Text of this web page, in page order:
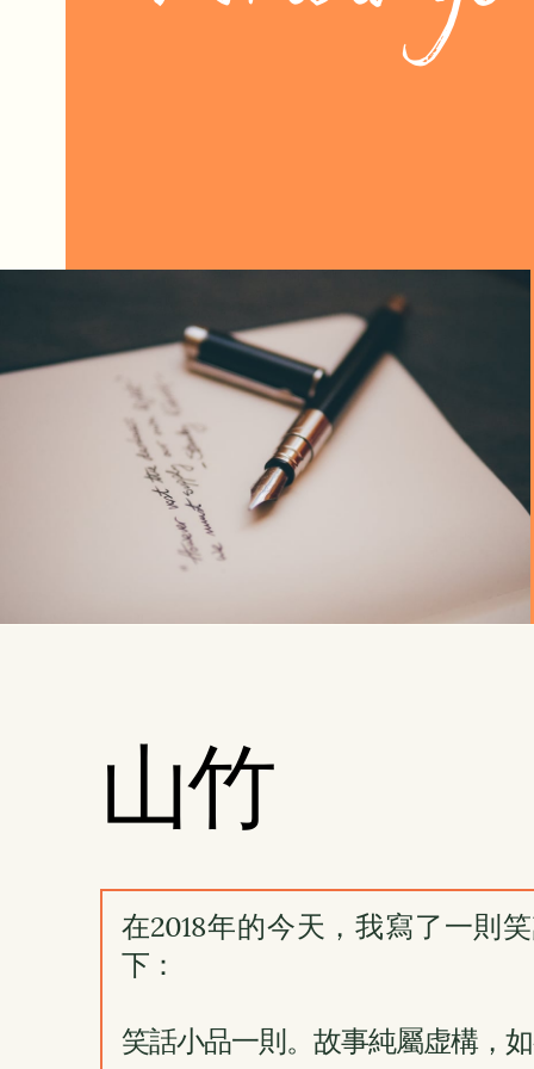
山竹
在2018年的今天，我寫了一則
下：
笑話小品一則。故事純屬虚構，